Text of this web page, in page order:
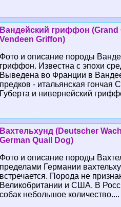
Вандейский гриффон (Grand
Vendeen Griffon)
Фото и описание породы
гриффон. Известна с эпохи
Выведена во Франции в
предков - итальянская гончая
Губерта и нивернейский
Вахтельхунд (Deutscher
German Quail Dog)
Фото и описание породы
пределами Германии
встречается. Порода не
Великобритании и США. В
собак небольшое количество....